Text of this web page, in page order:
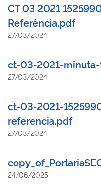
CT 03 2021
Referência.pdf
27/03/2024
ct-03-2021-
27/03/2024
ct-03-2021-
referencia.pdf
27/03/2024
24/06/2025